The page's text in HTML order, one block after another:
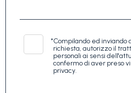
*Compilando ed inviando
richiesta, autorizzo il
personali ai sensi
confermo di aver preso
privacy.